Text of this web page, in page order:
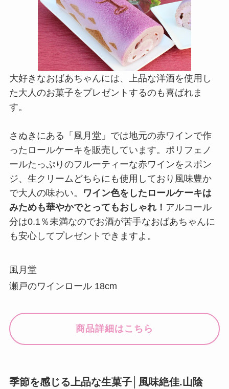
大好きなおばあちゃんには、上品な洋酒を使用し
た大人のお菓子をプレゼントするのも喜ばれま
す。
さぬきにある「風月堂」では地元の赤ワインで作
ったロールケーキを販売しています。ポリフェノ
ールたっぷりのフルーティーな赤ワインをスポン
ジ、生クリームどちらにも使用しており風味豊か
で大人の味わい。
ワイン色をしたロールケーキは
みためも華やかでとってもおしゃれ！ アルコール
分は0.1％未満なのでお酒が苦手なおばあちゃんに
も安心してプレゼントできますよ。
風月堂
瀬戸のワインロール 18cm
商品詳細はこちら
季節を感じる上品な生菓子│風味絶佳.山陰